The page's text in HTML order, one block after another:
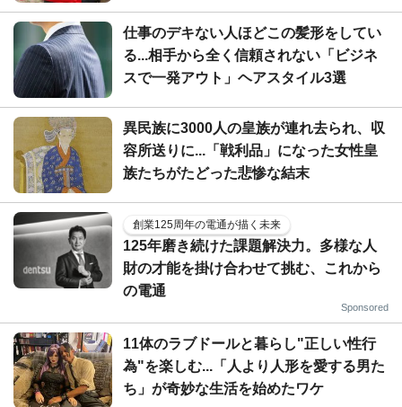
仕事のデキない人ほどこの髪形をしてい
る...相手から全く信頼されない「ビジネ
スで一発アウト」ヘアスタイル3選
異民族に3000人の皇族が連れ去られ、収
容所送りに...「戦利品」になった女性皇
族たちがたどった悲惨な結末
創業125周年の電通が描く未来
125年磨き続けた課題解決力。多様な人
財の才能を掛け合わせて挑む、これから
の電通
Sponsored
11体のラブドールと暮らし"正しい性行
為"を楽しむ...「人より人形を愛する男た
ち」が奇妙な生活を始めたワケ